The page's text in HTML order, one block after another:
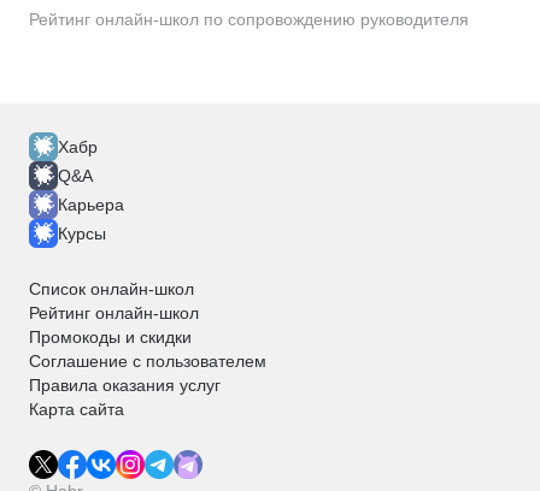
Рейтинг онлайн-школ по сопровождению руководителя
Хабр
Q&A
Карьера
Курсы
Список онлайн-школ
Рейтинг онлайн-школ
Промокоды и скидки
Соглашение с пользователем
Правила оказания услуг
Карта сайта